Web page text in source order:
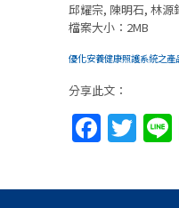
邱耀宗, 陳明石, 林源
檔案大小：2MB
優化安養健康照護系統之
分享此文：